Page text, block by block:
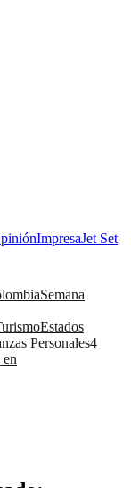
ImpresaJet Set
Semana
Estados
Personales4